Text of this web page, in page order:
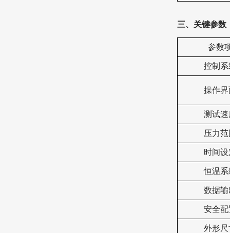
三、关键参数
参数
控制
操作
测试
压力
时间
恒温
数据
安全
外形